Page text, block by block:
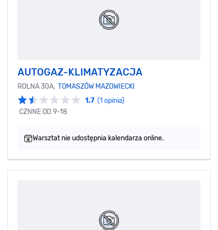
AUTOGAZ-KLIMATYZACJA
ROLNA 30A, TOMASZÓW MAZOWIECKI
1.7 (1 opinia)
CZNNE OD 9-18
Warsztat nie udostępnia kalendarza online.